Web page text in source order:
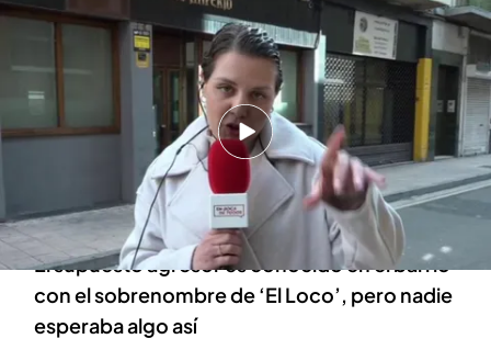
Imágenes desde la puerta del bar de Zaragoza
En boca de todos
21 ABR 2025 - 12:09h.
Los vecinos denuncian el miedo y la situación
de peligro que se vive en las inmediaciones del
bar llamado ‘El Imperio’ en Zaragoza
El supuesto agresor es conocido en el barrio
con el sobrenombre de ‘El Loco’, pero nadie
esperaba algo así